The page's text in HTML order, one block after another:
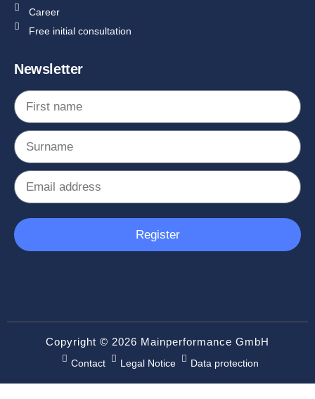
Career
Free initial consultation
Newsletter
Register
Copyright © 2026 Mainperformance GmbH
Contact Legal Notice Data protection